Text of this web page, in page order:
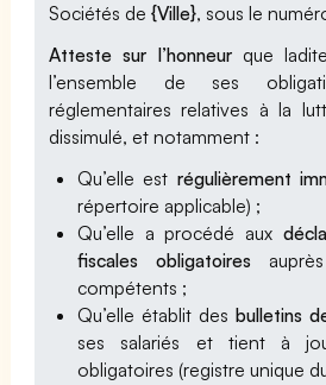
Sociétés de{Ville}, sous le
Atteste sur l’honneurque
l’ensemble de ses
réglementaires relatives à la
dissimulé, et notamment :
Qu’elle est régulièrement
répertoire applicable) ;
Qu’elle a procédé aux
fiscales obligatoires
compétents ;
Qu’elle établit des bulletins
ses salariés et tient à
obligatoires (registre unique